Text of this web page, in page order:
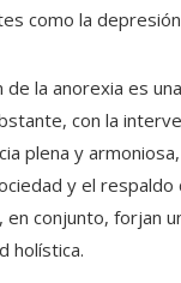
como la
de la anorexia es
con la
plena y
y el
conjunto, forjan
holística.